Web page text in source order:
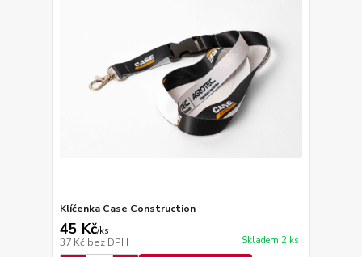
Klíčenka Case Construction
45 Kč/ks
37 Kč bez DPH Skladem 2 ks